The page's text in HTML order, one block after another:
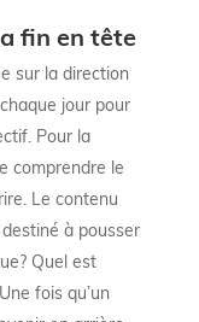
fin en tête
sur la direction
jour pour
Pour la
comprendre le
Le contenu
à pousser
Quel est
fois qu’un